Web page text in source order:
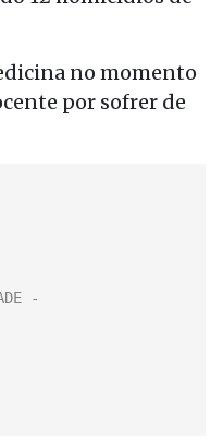
no momento
por sofrer de